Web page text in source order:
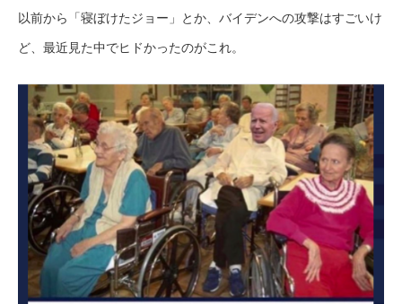
以前から「寝ぼけたジョー」とか、バイデンへの攻撃はすごいけ
ど、最近見た中でヒドかったのがこれ。